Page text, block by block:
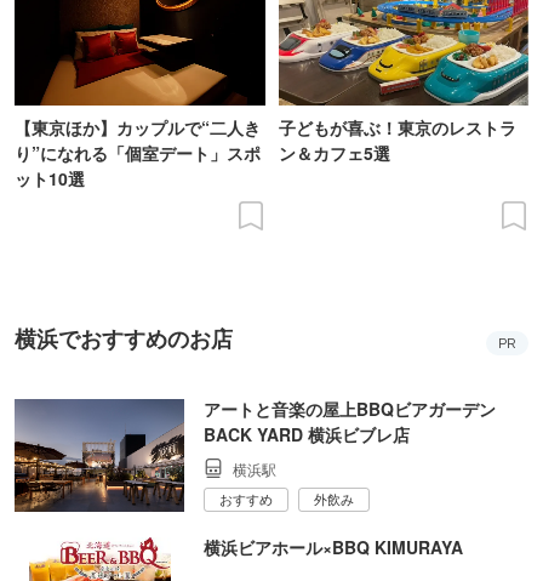
【東京ほか】カップルで“二人き
り”になれる「個室デート」スポ
ット10選
子どもが喜ぶ！東京のレストラ
ン＆カフェ5選
横浜でおすすめのお店 PR
アートと音楽の屋上BBQビアガーデン
BACK YARD 横浜ビブレ店
横浜駅
おすすめ 外飲み
横浜ビアホール×BBQ KIMURAYA